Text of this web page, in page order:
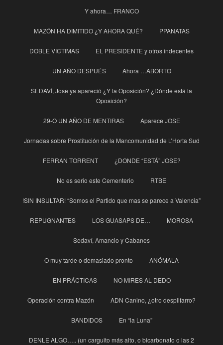
Y ahora… FRANCO
MAZÓN HA DIMITIDO ¿Y AHORA QUÉ? PPANATAS
DOBLE VICTIMAS EL PRESIDENTE y otros indecentes
UN AÑO DESPUÉS Ahora …ABORTO
SEDAVÍ, Jose ya apareció ¿Y la Oposición? ¿Dónde está la
Oposición?
29-O UN AÑO DE MENTIRAS Aparece JOSE
Jornadas sobre Prostitución de la Mancomunidad de L’Horta Sud
FERRAN TORRENT ¿DONDE “ESTÁ” JOSE?
No es serio este Cementerio RTBE
!SIN INSULTAR! “Somos el Partido que mas se parece a Valencia”
REPUGNANTES LOS GUASAPS DE… MOROSA
Sedaví, Amancio y Cabanes
O muy tarde o demasiado pronto ANÓMALA
EN PRÁCTICAS NO MIRES AL DEDO
Operación contra Mazón ADN Canino, ¿otro despilfarro?
BANDIDOS En “la Luna”
DENLE ALGO….. (un carguito más alto, o bicarbonato o las 2